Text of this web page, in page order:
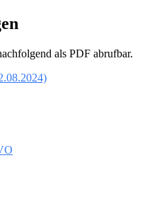
als PDF abrufbar.